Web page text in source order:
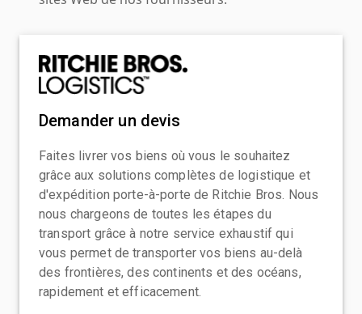
Demander un devis
Faites livrer vos biens où vous le souhaitez
grâce aux solutions complètes de logistique et
d'expédition porte-à-porte de Ritchie Bros. Nous
nous chargeons de toutes les étapes du
transport grâce à notre service exhaustif qui
vous permet de transporter vos biens au-delà
des frontières, des continents et des océans,
rapidement et efficacement.